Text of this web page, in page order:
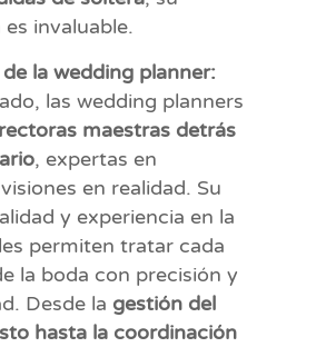
es invaluable.
la wedding planner:
las wedding planners
maestras detrás
, expertas en
en realidad. Su
y experiencia en la
permiten tratar cada
la boda con precisión y
Desde la gestión del
hasta la coordinación